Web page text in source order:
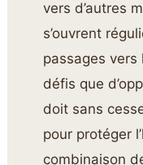
vers d’autres
s’ouvrent
passages vers
défis que
doit sans
pour protéger
combinaison